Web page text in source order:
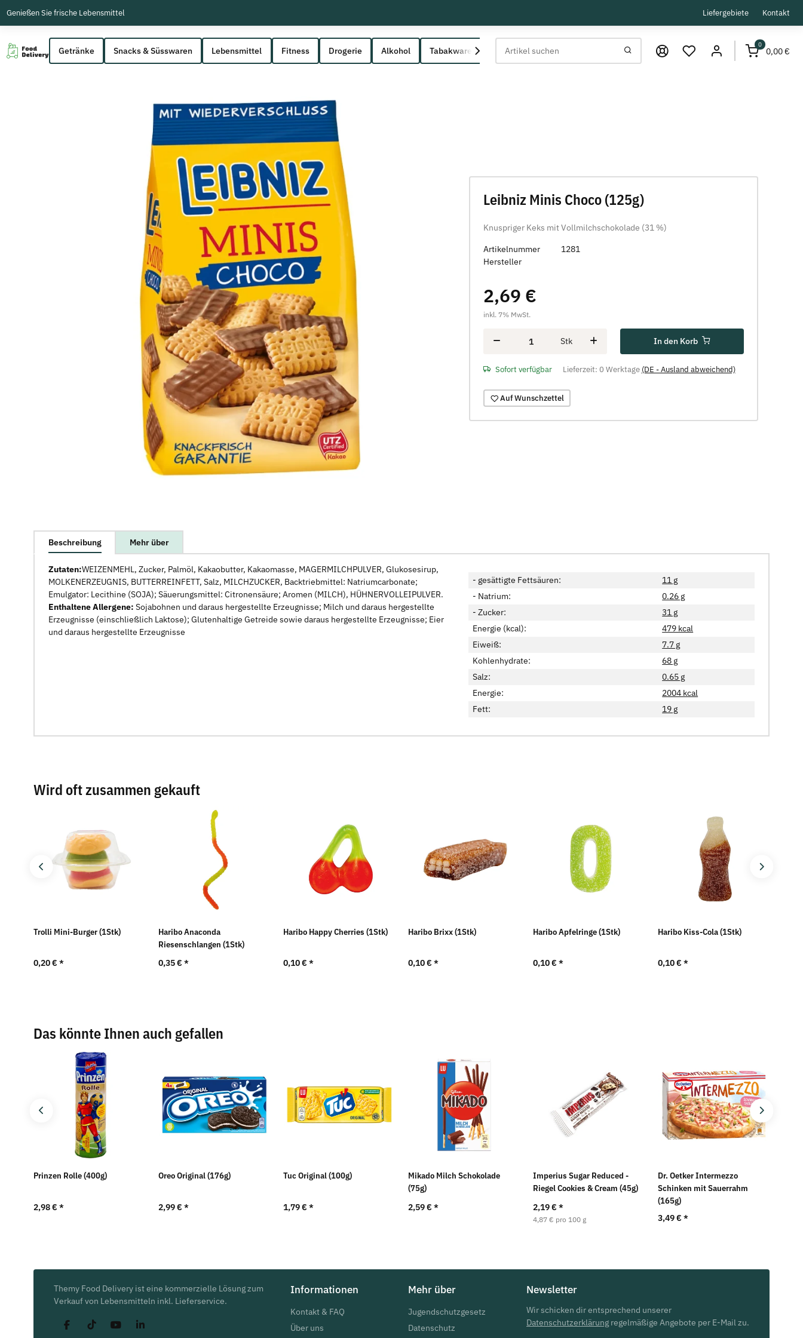
Liefergebiete Kontakt
Genießen Sie frische Lebensmittel
0
0,00 €
Getränke Snacks & Süsswaren Lebensmittel Fitness Drogerie Alkohol Tabakwaren
Leibniz Minis Choco (125g)
Knuspriger Keks mit Vollmilchschokolade (31 %)
Artikelnummer
1281
Hersteller
2,69 €
inkl. 7% MwSt.
Stk In den Korb
Sofort verfügbar Lieferzeit: 0 Werktage (DE - Ausland abweichend)
Auf Wunschzettel
Beschreibung Mehr über
Zutaten:WEIZENMEHL, Zucker, Palmöl, Kakaobutter, Kakaomasse, MAGERMILCHPULVER, Glukosesirup,
MOLKENERZEUGNIS, BUTTERREINFETT, Salz, MILCHZUCKER, Backtriebmittel: Natriumcarbonate;
Emulgator: Lecithine (SOJA); Säuerungsmittel: Citronensäure; Aromen (MILCH), HÜHNERVOLLEIPULVER.
Enthaltene Allergene: Sojabohnen und daraus hergestellte Erzeugnisse; Milch und daraus hergestellte
Erzeugnisse (einschließlich Laktose); Glutenhaltige Getreide sowie daraus hergestellte Erzeugnisse; Eier
und daraus hergestellte Erzeugnisse
- gesättigte Fettsäuren:
11 g
- Natrium:
0.26 g
- Zucker:
31 g
Energie (kcal):
479 kcal
Eiweiß:
7.7 g
Kohlenhydrate:
68 g
Salz:
0.65 g
Energie:
2004 kcal
Fett:
19 g
Wird oft zusammen gekauft
Trolli Mini-Burger (1Stk)
0,20 €*
Haribo Anaconda
Riesenschlangen (1Stk)
0,35 €*
Haribo Happy Cherries (1Stk)
0,10 €*
Haribo Brixx (1Stk)
0,10 €*
Haribo Apfelringe (1Stk)
0,10 €*
Haribo Kiss-Cola (1Stk)
0,10 €*
Das könnte Ihnen auch gefallen
Prinzen Rolle (400g)
2,98 €*
Oreo Original (176g)
2,99 €*
Tuc Original (100g)
1,79 €*
Mikado Milch Schokolade
(75g)
2,59 €*
Imperius Sugar Reduced -
Riegel Cookies & Cream (45g)
2,19 €*
4,87 € pro 100 g
Dr. Oetker Intermezzo
Schinken mit Sauerrahm
(165g)
3,49 €*
Themy Food Delivery ist eine kommerzielle Lösung zum
Verkauf von Lebensmitteln inkl. Lieferservice.
Informationen
Kontakt & FAQ
Über uns
Mehr über
Jugendschutzgesetz
Datenschutz
Newsletter
Wir schicken dir entsprechend unserer
Datenschutzerklärung regelmäßige Angebote per E-Mail zu.